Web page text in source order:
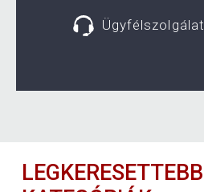
Ügyfélszolgálat
LEGKERESETTEBB